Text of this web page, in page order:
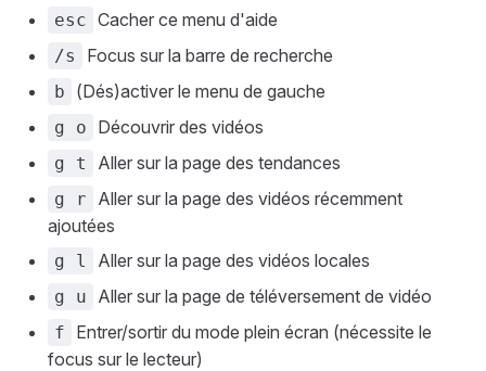
esc Cacher ce menu d'aide
/s Focus sur la barre de recherche
b (Dés)activer le menu de gauche
g o Découvrir des vidéos
g t Aller sur la page des tendances
g r
Aller sur la page des vidéos récemment
ajoutées
g l Aller sur la page des vidéos locales
g u Aller sur la page de téléversement de vidéo
f
Entrer/sortir du mode plein écran (nécessite le
focus sur le lecteur)